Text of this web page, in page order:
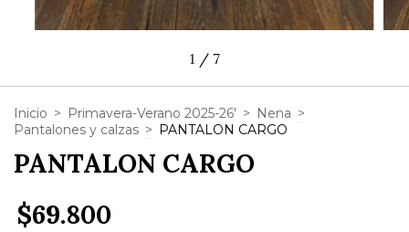
1 / 7
Inicio > Primavera-Verano 2025-26' > Nena >
Pantalones y calzas > PANTALON CARGO
PANTALON CARGO
$69.800